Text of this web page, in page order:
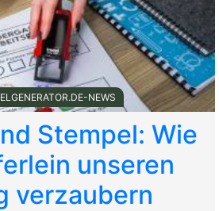
NEWS
Stempel: Wie
unseren
verzaubern